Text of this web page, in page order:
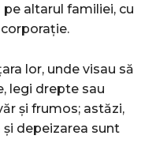
altarul familiei, cu
lor, unde visau să
legi drepte sau
și frumos; astăzi,
depeizarea sunt